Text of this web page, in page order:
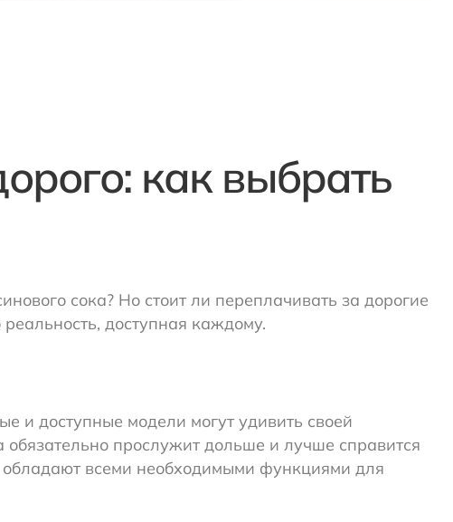
как выбрать
сока? Но стоит ли переплачивать за дорогие
доступная каждому.
и доступные модели могут удивить своей
прослужит дольше и лучше справится
обладают всеми необходимыми функциями для